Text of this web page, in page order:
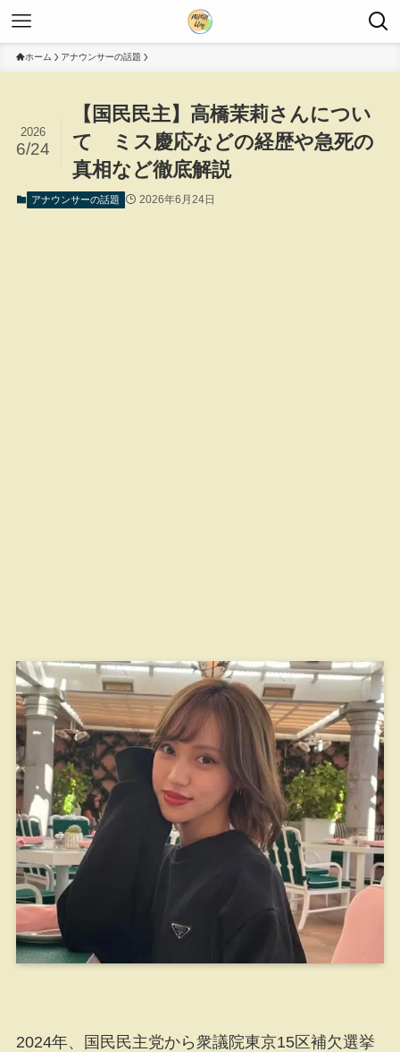
ホーム アナウンサーの話題
【国民民主】高橋茉莉さんについ
て ミス慶応などの経歴や急死の
真相など徹底解説
2026
6/24
アナウンサーの話題 2026年6月24日
2024年、国民民主党から衆議院東京15区補欠選挙